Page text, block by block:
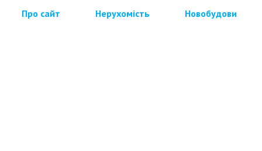
Про сайт Нерухомість Новобудови